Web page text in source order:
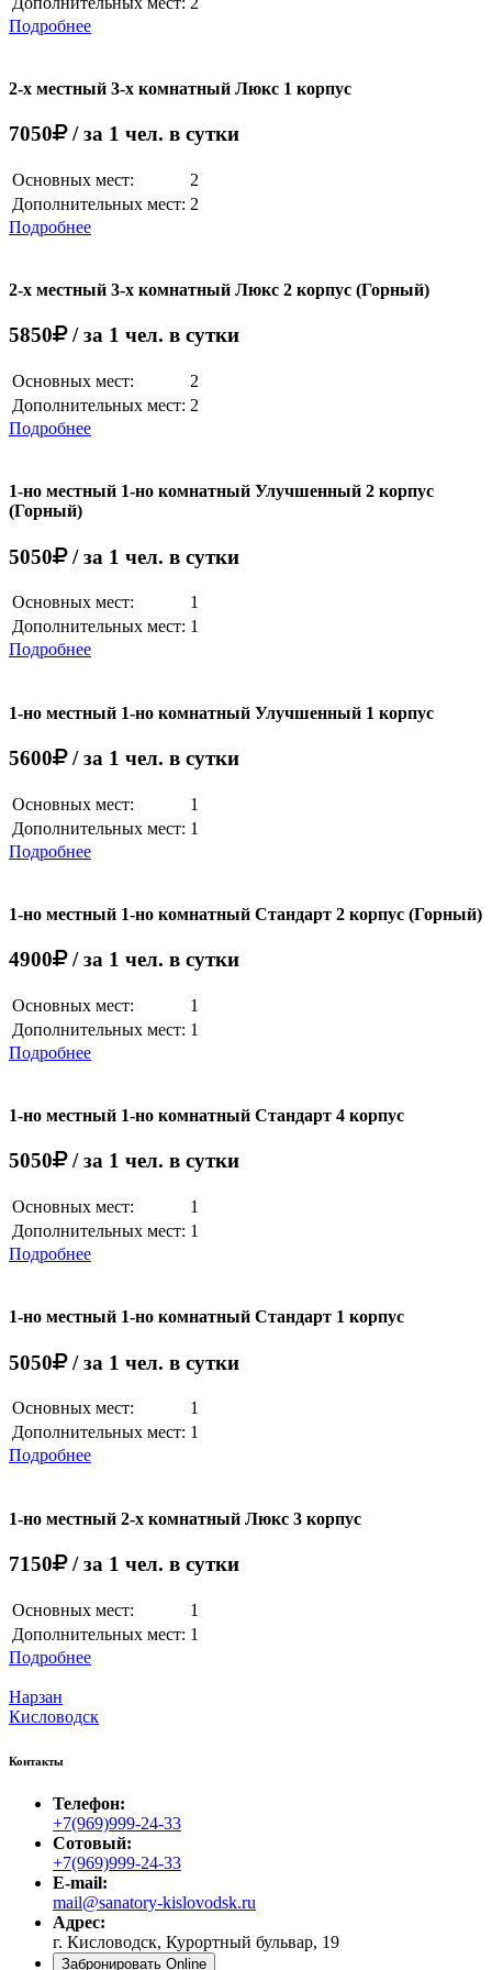
Подробнее
2-х местный 3-х комнатный Люкс 1 корпус
7050 / за 1 чел. в сутки
Основных мест:
2
Дополнительных мест: 2
Подробнее
2-х местный 3-х комнатный Люкс 2 корпус (Горный)
5850 / за 1 чел. в сутки
Основных мест:
2
Дополнительных мест: 2
Подробнее
1-но местный 1-но комнатный Улучшенный 2 корпус
(Горный)
5050 / за 1 чел. в сутки
Основных мест:
1
Дополнительных мест: 1
Подробнее
1-но местный 1-но комнатный Улучшенный 1 корпус
5600 / за 1 чел. в сутки
Основных мест:
1
Дополнительных мест: 1
Подробнее
1-но местный 1-но комнатный Стандарт 2 корпус (Горный)
4900 / за 1 чел. в сутки
Основных мест:
1
Дополнительных мест: 1
Подробнее
1-но местный 1-но комнатный Стандарт 4 корпус
5050 / за 1 чел. в сутки
Основных мест:
1
Дополнительных мест: 1
Подробнее
1-но местный 1-но комнатный Стандарт 1 корпус
5050 / за 1 чел. в сутки
Основных мест:
1
Дополнительных мест: 1
Подробнее
1-но местный 2-х комнатный Люкс 3 корпус
7150 / за 1 чел. в сутки
Основных мест:
1
Дополнительных мест: 1
Подробнее
Нарзан
Кисловодск
Контакты
Телефон:
+7(969)999-24-33
Сотовый:
+7(969)999-24-33
E-mail:
mail@sanatory-kislovodsk.ru
Адрес:
г. Кисловодск, Курортный бульвар, 19
Забронировать Online